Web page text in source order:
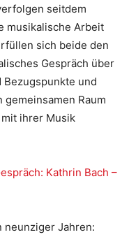
seitdem
musikalische Arbeit
sich beide den
Gespräch über
und
Raum
ihrer Musik
Kathrin Bach –
neunziger Jahren: